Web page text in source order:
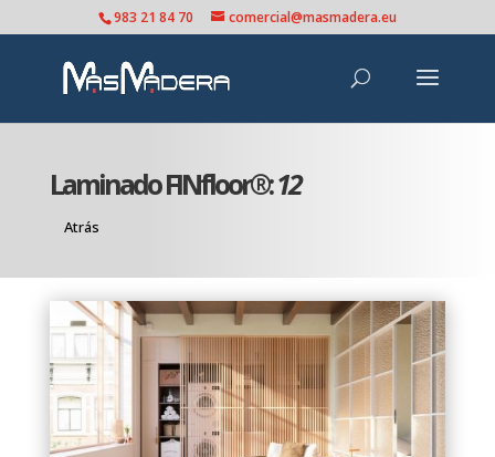
983 21 84 70 comercial@masmadera.eu
Laminado FINfloor®:12
Atrás